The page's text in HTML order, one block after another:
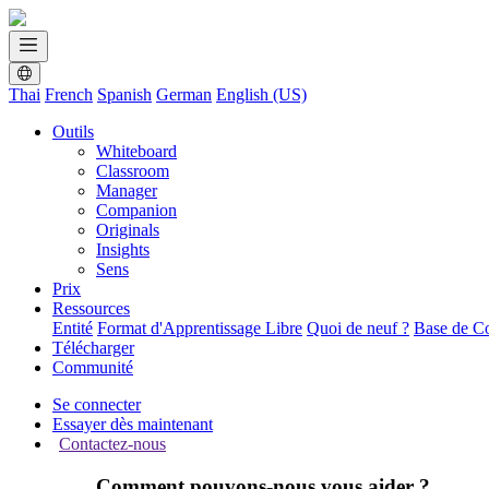
Thai French Spanish German English (US)
Outils
Whiteboard
Classroom
Manager
Companion
Originals
Insights
Sens
Prix
Ressources
Entité Format d'Apprentissage Libre Quoi de neuf ? Base de
Télécharger
Communité
Se connecter
Essayer dès maintenant
Contactez-nous